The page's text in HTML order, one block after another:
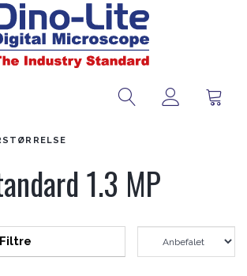
1.3 MP
Filtre